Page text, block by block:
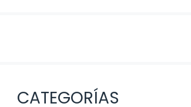
CATEGORÍAS